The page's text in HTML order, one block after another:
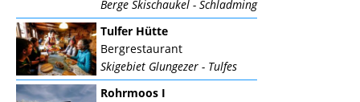
Berge Skischaukel - Schladming
Tulfer Hütte
Bergrestaurant
Skigebiet Glungezer - Tulfes
Rohrmoos I